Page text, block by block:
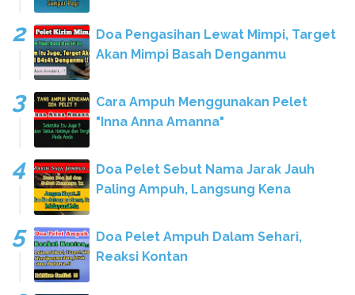
Doa Pengasihan Lewat Mimpi, Target
Akan Mimpi Basah Denganmu
Cara Ampuh Menggunakan Pelet
"Inna Anna Amanna"
Doa Pelet Sebut Nama Jarak Jauh
Paling Ampuh, Langsung Kena
Doa Pelet Ampuh Dalam Sehari,
Reaksi Kontan